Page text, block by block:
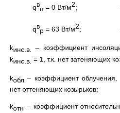
qв
п = 0 Вт/м2;
qв
р = 63 Вт/м2;
kинс.в.
– коэффициент
kинс.в. = 1, т.к. нет затеняющих
kобл – коэффициент облучения,
нет оттеняющих козырьков;
kотн – коэффициент